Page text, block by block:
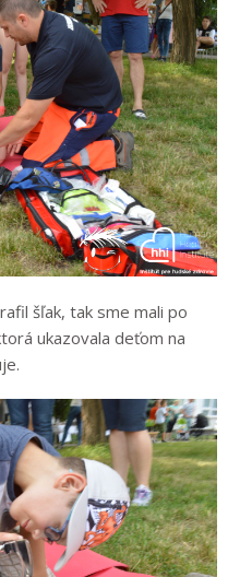
šľak, tak sme mali po
ukazovala deťom na